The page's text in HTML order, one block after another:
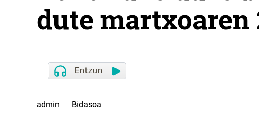
dute martxoaren
admin Bidasoa